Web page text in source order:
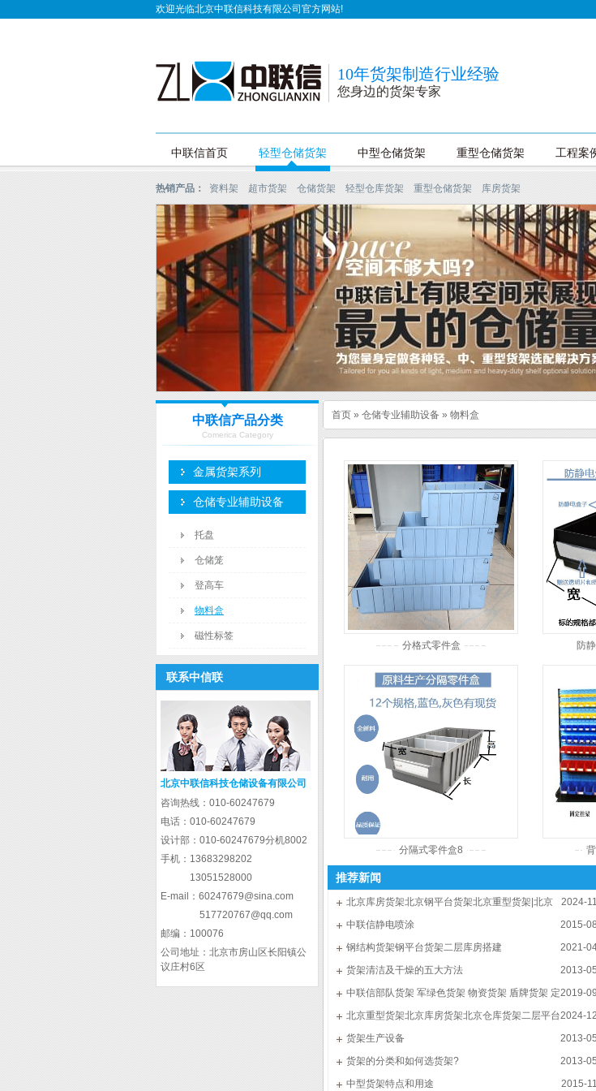
欢迎光临北京中联信科技有限公司官方网站!
10年货架制造行业经验
您身边的货架专家
中联信首页 轻型仓储货架 中型仓储货架 重型仓储货架 工程案
热销产品： 资料架 超市货架 仓储货架 轻型仓库货架 重型仓储货架 库房货架
中联信产品分类
Comerica Category
金属货架系列
仓储专业辅助设备
托盘
仓储笼
登高车
物料盒
磁性标签
联系中信联
北京中联信科技仓储设备有限公司
咨询热线： 010-60247679
电话： 010-60247679
设计部： 010-60247679分机8002
手机： 13683298202
13051528000
E-mail： 60247679@sina.com
517720767@qq.com
邮编： 100076
公司地址： 北京市房山区长阳镇公
议庄村6区
首页 » 仓储专业辅助设备 » 物料盒
分格式零件盒 防
分隔式零件盒8
推荐新闻
2024-
北京库房货架北京钢平台货架北京重型货架|北京
中联信货架
2015-
中联信静电喷涂
2021-
钢结构货架钢平台货架二层库房搭建
2013-
货架清洁及干燥的五大方法
2019-
中联信部队货架 军绿色货架 物资货架 盾牌货架 定
做货架
2024-
北京重型货架北京库房货架北京仓库货架二层平台
货架|北京中联信货架
2013-
货架生产设备
2013-
货架的分类和如何选货架?
2015-
中型货架特点和用途